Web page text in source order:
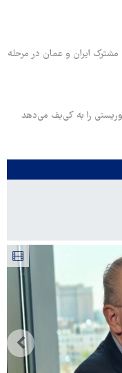
مشترک ایران و عمان در مرحله
را به کی‌یف می‌دهد